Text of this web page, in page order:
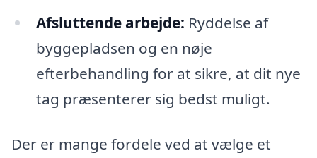
Afsluttende arbejde: Ryddelse af
byggepladsen og en nøje
efterbehandling for at sikre, at dit nye
tag præsenterer sig bedst muligt.
Der er mange fordele ved at vælge et